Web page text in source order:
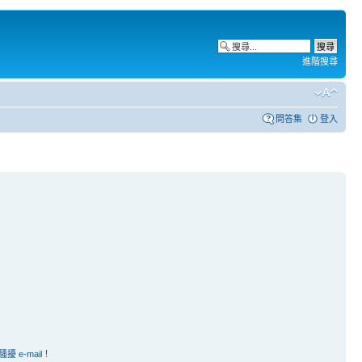
進階搜尋
問答集 登入
擾 e-mail！